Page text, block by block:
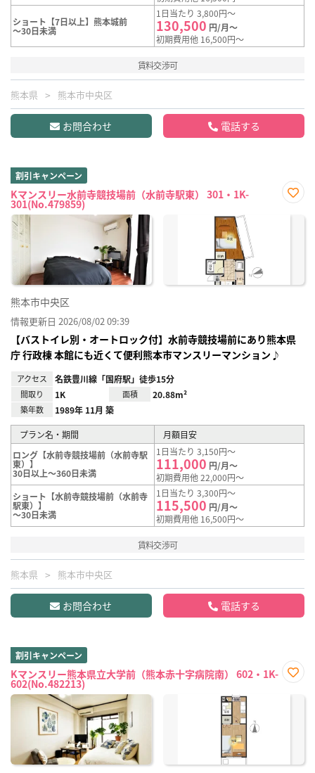
ショート【7日以上】熊本城前
～30日未満
1日当たり 3,800円～
130,500 円/月～
初期費用他 16,500円～
賃料交渉可
熊本県 熊本市中央区
お問合わせ 電話する
割引キャンペーン
Kマンスリー水前寺競技場前（水前寺駅東） 301・1K-
301(No.479859)
に入
熊本市中央区
情報更新日 2026/08/02 09:39
【バストイレ別・オートロック付】水前寺競技場前にあり熊本県
庁 行政棟 本館にも近くて便利熊本市マンスリーマンション♪
アクセス 名鉄豊川線「国府駅」徒歩15分
間取り 1K 面積 20.88m²
築年数 1989年 11月 築
プラン名・期間
月額目安
ロング【水前寺競技場前（水前寺駅
東）】
30日以上～360日未満
1日当たり 3,150円～
111,000 円/月～
初期費用他 22,000円～
ショート【水前寺競技場前（水前寺
駅東）】
～30日未満
1日当たり 3,300円～
115,500 円/月～
初期費用他 16,500円～
賃料交渉可
熊本県 熊本市中央区
お問合わせ 電話する
割引キャンペーン
Kマンスリー熊本県立大学前（熊本赤十字病院南） 602・1K-
602(No.482213)
に入